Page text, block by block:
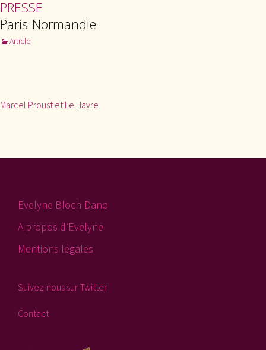
PRESSE
Paris-Normandie
Article
Marcel Proust et Le Havre
Evelyne Bloch-Dano
A propos d’Evelyne
Mentions légales
Suivez-nous sur Twitter
Contact